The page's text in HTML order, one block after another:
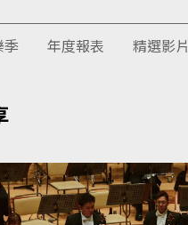
季 年度報表 精選影片